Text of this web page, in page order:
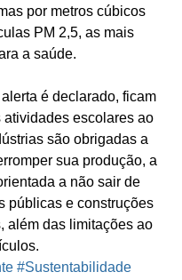
por metros cúbicos
PM 2,5, as mais
a saúde.
é declarado, ficam
atividades escolares ao
são obrigadas a
sua produção, a
a não sair de
públicas e construções
além das limitações ao
#Sustentabilidade